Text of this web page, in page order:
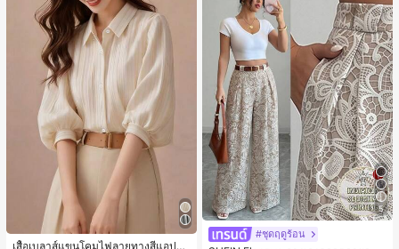
เสื้อเบลาส์แขนโคมไฟลายทางสีแอปริค
#2 ขายดี
10+ พูดว่า "คุณภาพเนื้อผ้าดี"
5
#ชุดฤดูร้อน
#4 ขายดี
ใน หลากสี กางเกงลำลอง